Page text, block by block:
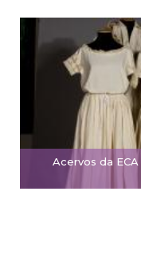
Acervos da